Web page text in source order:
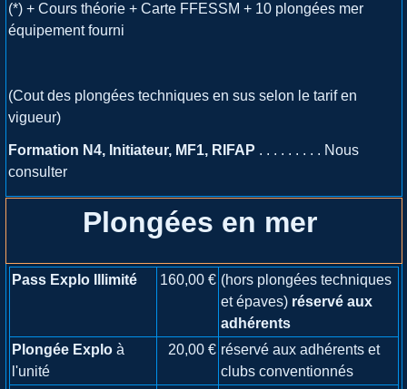
(*) + Cours théorie + Carte FFESSM + 10 plongées mer
équipement fourni
(Cout des plongées techniques en sus selon le tarif en
vigueur)
Formation N4, Initiateur, MF1, RIFAP . . . . . . . . . Nous
consulter
Plongées en mer
Pass Explo Illimité 160,00 € (hors plongées techniques
et épaves)réservé aux
adhérents
Plongée Exploà
l'unité
20,00 € réservé aux adhérents et
clubs conventionnés